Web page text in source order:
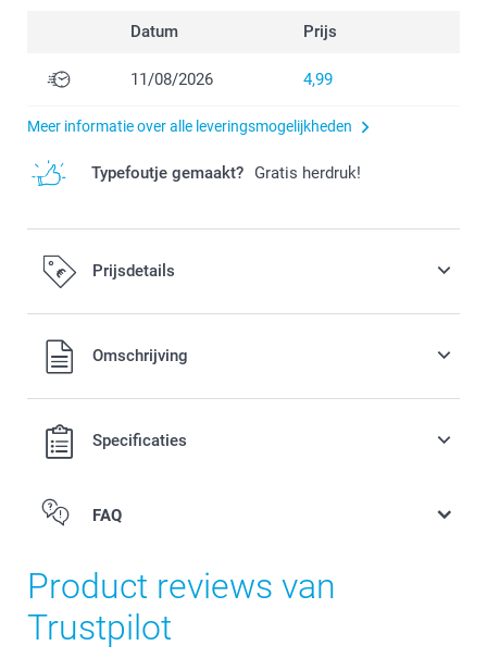
Datum Prijs
11/08/2026 4,99
Meer informatie over alle leveringsmogelijkheden
Typefoutje gemaakt? Gratis herdruk!
Prijsdetails
Alle prijzen zijn in EURO (€) inclusief BTW en exclusief
verzendkosten.Omschrijving
Specificaties
FAQ
Product reviews van
Trustpilot